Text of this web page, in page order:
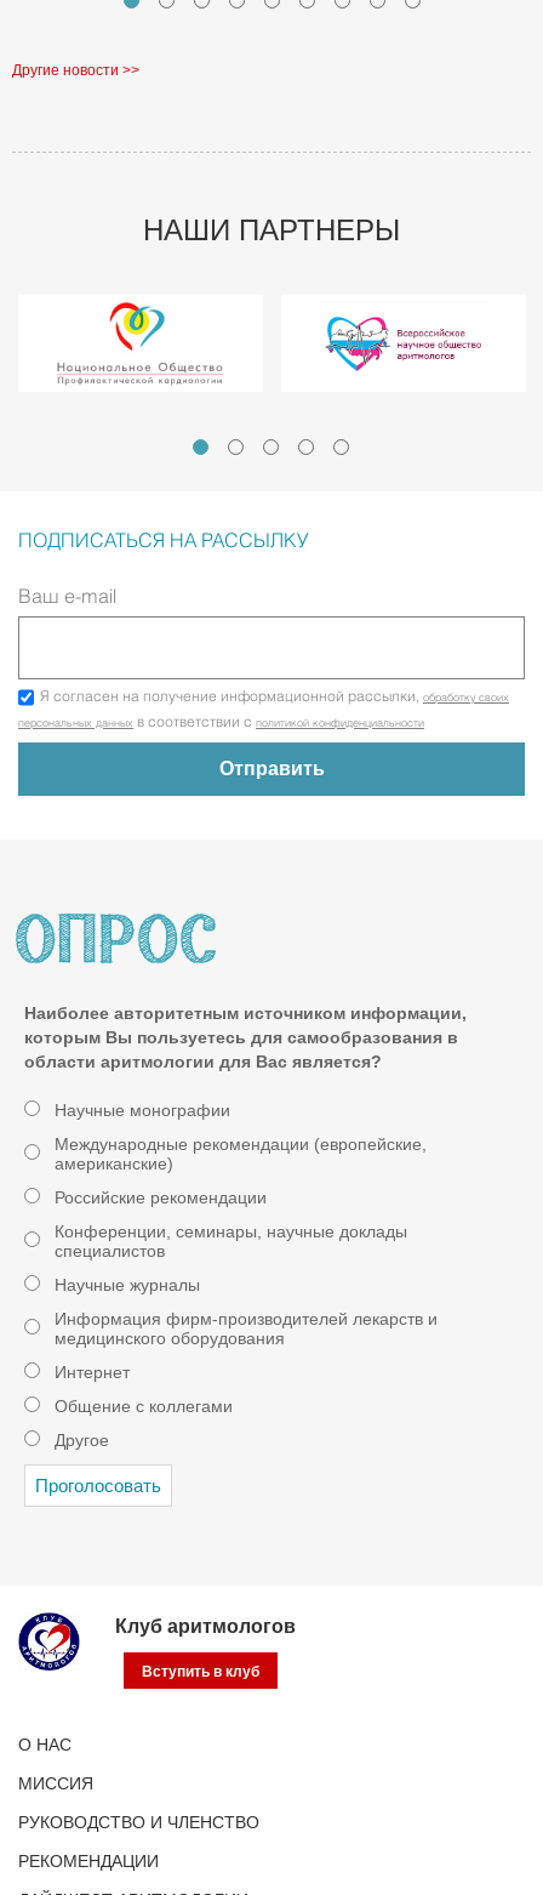
Другие новости >>
НАШИ ПАРТНЕРЫ
ПОДПИСАТЬСЯ НА РАССЫЛКУ
Ваш e-mail
Я согласен на получение информационной рассылки, обработку своих
персональных данных в соответствии с политикой конфиденциальности
Наиболее авторитетным источником информации,
которым Вы пользуетесь для самообразования в
области аритмологии для Вас является?
Научные монографии
Международные рекомендации (европейские,
американские)
Российские рекомендации
Конференции, семинары, научные доклады
специалистов
Научные журналы
Информация фирм-производителей лекарств и
медицинского оборудования
Интернет
Общение с коллегами
Другое
Клуб аритмологов
Вступить в клуб
О НАС
МИССИЯ
РУКОВОДСТВО И ЧЛЕНСТВО
РЕКОМЕНДАЦИИ